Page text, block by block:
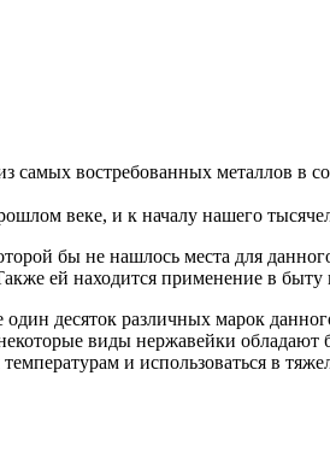
самых востребованных металлов в
веке, и к началу нашего
бы не нашлось места для
ей находится применение в быту
десяток различных марок
виды нержавейки обладают
и использоваться в